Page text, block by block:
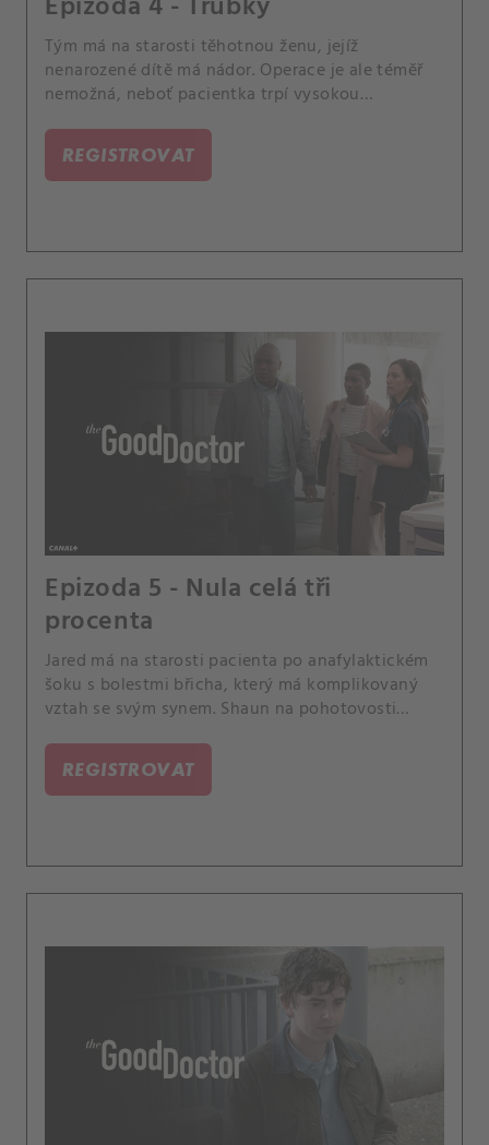
Tým má na starosti těhotnou ženu, jejíž
nenarozené dítě má nádor. Operace je ale téměř
nemožná, neboť pacientka trpí vysokou
REGISTROVAT
Epizoda 5 - Nula celá tři
procenta
Jared má na starosti pacienta po anafylaktickém
šoku s bolestmi břicha, který má komplikovaný
vztah se svým synem. Shaun na pohotovosti
bratrovi.
REGISTROVAT